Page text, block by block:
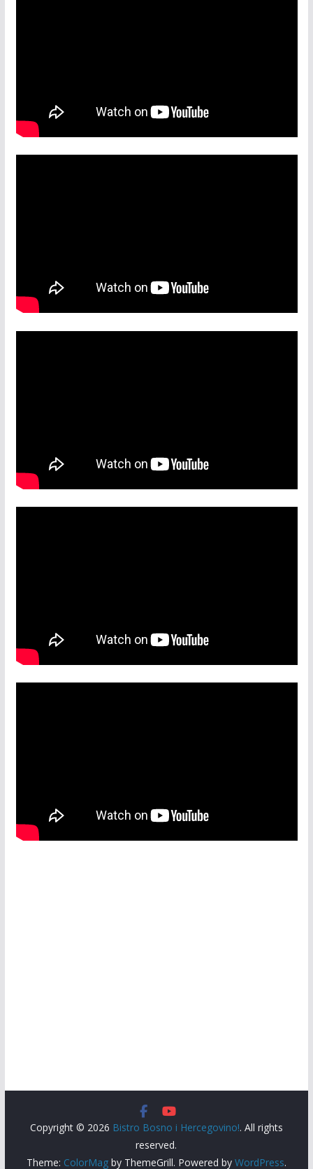
Copyright © 2026 Bistro Bosno i Hercegovino!. All rights
reserved.
Theme: ColorMagby ThemeGrill. Powered by WordPress.